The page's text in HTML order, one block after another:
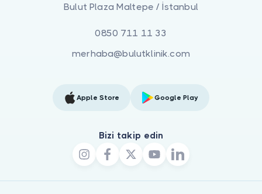
Bulut Plaza Maltepe / İstanbul
0850 711 11 33
merhaba@bulutklinik.com
Apple Store Google Play
Bizi takip edin